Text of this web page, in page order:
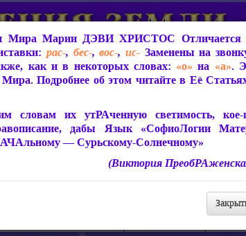
Защита от
Живое Слово Матери Мира.
Статьи, Книги, Видео, Аудио и др.
Мира Марии ДЭВИ ХРИСТОС Отличается
рас-, бес-,вос-, ис-Заменены на
как и в некоторых словах: «о» на «а».
Подробнее об этом читайте в Её
словам их утРАченную светимость, кое-
дабы Язык «СофиоЛогии
— Сурьскому-Солнечному»
(Виктория